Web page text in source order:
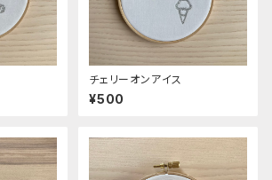
チェリーオンアイス
¥500